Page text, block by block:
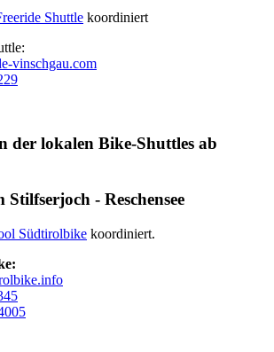
Shuttle koordiniert
vinschgau.com
der lokalen Bike-Shuttles ab
- Reschensee
Südtirolbike koordiniert.